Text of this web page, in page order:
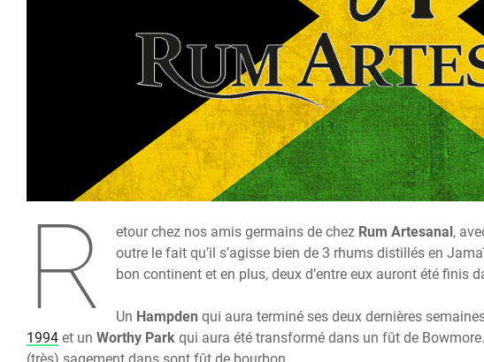
R etour chez nos amis germains de chez Rum Artesanal,
outre le fait qu’il s’agisse bien de 3 rhums distillés en
bon continent et en plus, deux d’entre eux auront été finis
Un Hampdenqui aura terminé ses deux dernières
1994 et un Worthy Park qui aura été transformé dans un fût de